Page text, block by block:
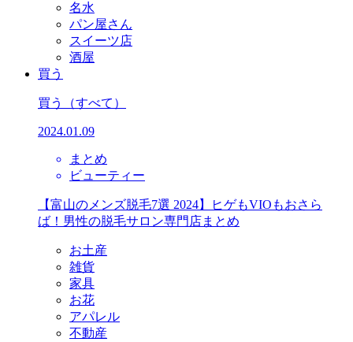
名水
パン屋さん
スイーツ店
酒屋
買う
買う （すべて）
2024.01.09
まとめ
ビューティー
【富山のメンズ脱毛7選 2024】ヒゲもVIOもおさら
ば！男性の脱毛サロン専門店まとめ
お土産
雑貨
家具
お花
アパレル
不動産